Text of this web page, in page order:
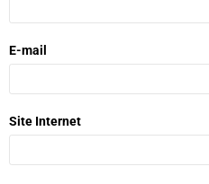
E-mail
Site Internet